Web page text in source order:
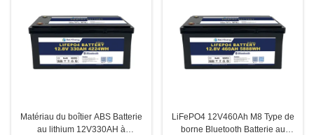
Matériau du boîtier ABS Batterie
au lithium 12V330AH à
LiFePO4 12V460Ah M8 Type de
borne Bluetooth Batterie au